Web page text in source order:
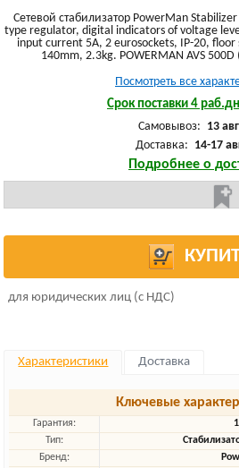
Сетевой стабилизатор PowerMan
type regulator, digital indicators of voltage
input current 5A, 2 eurosockets, IP-20,
140mm, 2.3kg. POWERMAN AVS 500D
Посмотреть все
Срок поставки 4
Самовывоз: 13
Доставка: 14-17
Подробнее о
для юридических лиц (с НДС)
Характеристики Доставка
Ключевые
Гарантия:
Тип:
Бренд: